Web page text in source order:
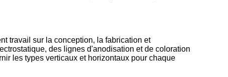
travail sur la conception, la fabrication et
des lignes d'anodisation et de coloration
les types verticaux et horizontaux pour chaque